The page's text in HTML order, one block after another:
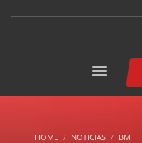
HOME NOTICIAS
BM